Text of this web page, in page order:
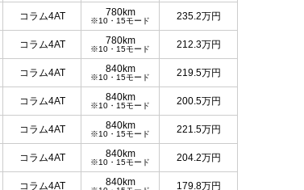
コラム4AT 780km
※10・15モード 235.2万円
コラム4AT 780km
※10・15モード 212.3万円
コラム4AT 840km
※10・15モード 219.5万円
コラム4AT 840km
※10・15モード 200.5万円
コラム4AT 840km
※10・15モード 221.5万円
コラム4AT 840km
※10・15モード 204.2万円
コラム4AT 840km 179.8万円